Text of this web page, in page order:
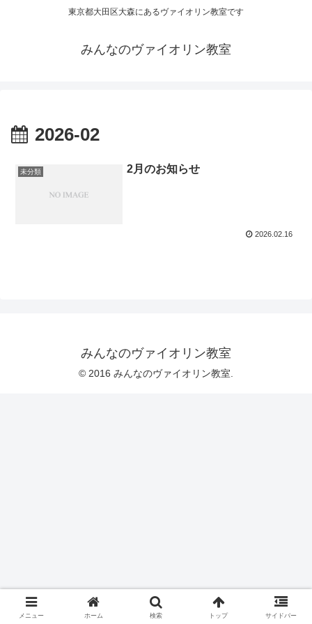
東京都大田区大森にあるヴァイオリン教室です
みんなのヴァイオリン教室
2026-02
未分類 2月のお知らせ
2026.02.16
みんなのヴァイオリン教室
© 2016 みんなのヴァイオリン教室.
メニュー ホーム 検索 トップ サイドバー